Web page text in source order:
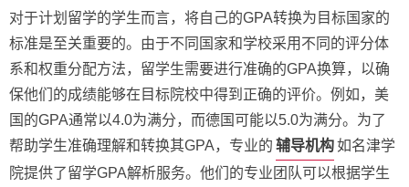
对于计划留学的学生而言，将自己的GPA转换为目标国家的
标准是至关重要的。由于不同国家和学校采用不同的评分体
系和权重分配方法，留学生需要进行准确的GPA换算，以确
保他们的成绩能够在目标院校中得到正确的评价。例如，美
国的GPA通常以4.0为满分，而德国可能以5.0为满分。为了
帮助学生准确理解和转换其GPA，专业的 辅导机构如名津学
院提供了留学GPA解析服务。他们的专业团队可以根据学生